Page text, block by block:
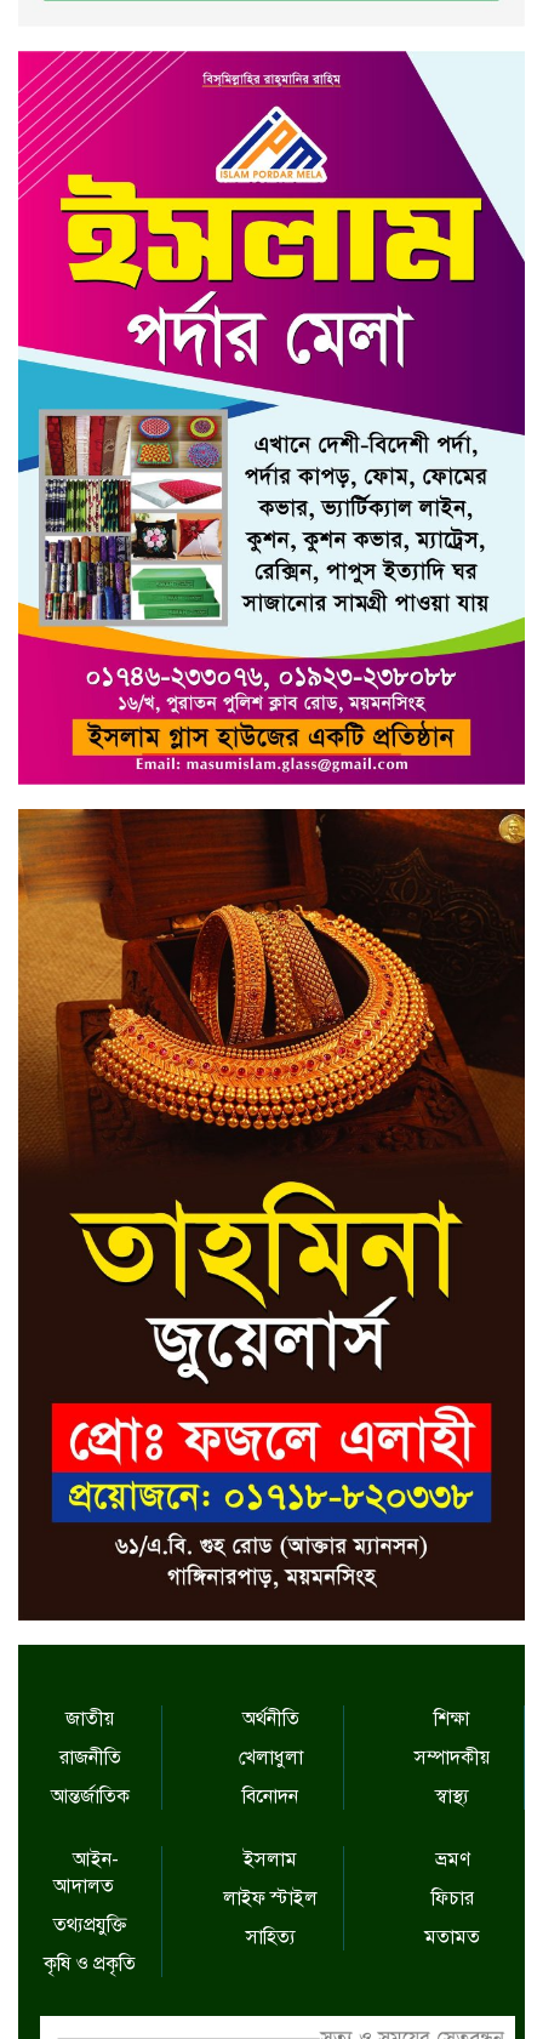
জাতীয়
রাজনীতি
আন্তর্জাতিক
অর্থনীতি
খেলাধুলা
বিনোদন
শিক্ষা
সম্পাদকীয়
স্বাস্থ্য
আইন-
আদালত
তথ্যপ্রযুক্তি
কৃষি ও প্রকৃতি
ইসলাম
লাইফ স্টাইল
সাহিত্য
ভ্রমণ
ফিচার
মতামত